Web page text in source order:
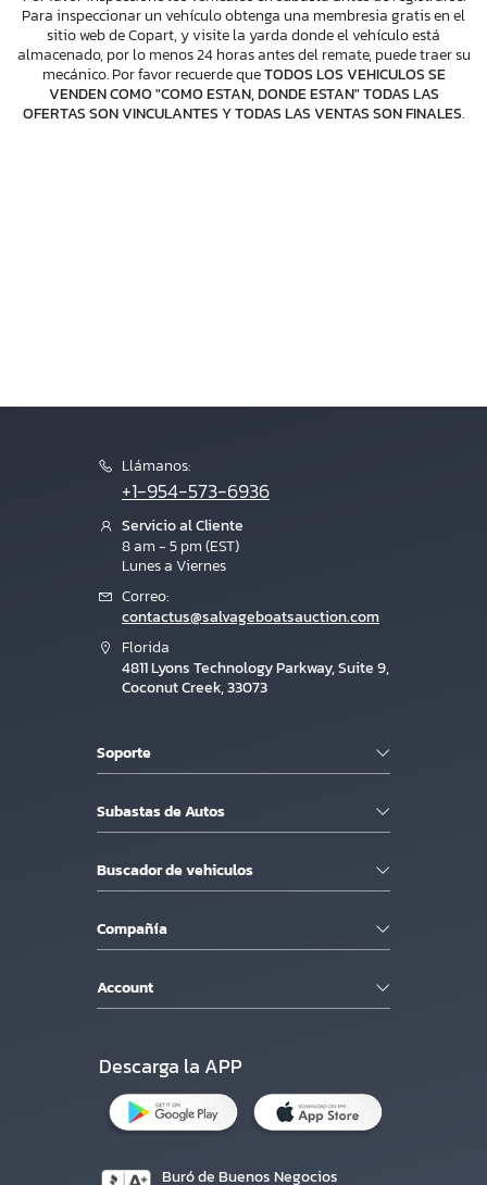
Para inspeccionar un vehículo obtenga una membresia gratis en el
sitio web de Copart, y visite la yarda donde el vehículo está
almacenado, por lo menos 24 horas antes del remate, puede traer su
mecánico. Por favor recuerde queTODOS LOS VEHICULOS SE
VENDEN COMO "COMO ESTAN, DONDE ESTAN" TODAS LAS
OFERTAS SON VINCULANTES Y TODAS LAS VENTAS SON FINALES.
Llámanos:
+1-954-573-6936
Servicio al Cliente
8 am - 5 pm (EST)
Lunes a Viernes
Correo:
contactus@salvageboatsauction.com
Florida
4811 Lyons Technology Parkway, Suite 9,
Coconut Creek, 33073
Soporte
Subastas de Autos
Buscador de vehiculos
Compañía
Account
Descarga la APP
Buró de Buenos Negocios